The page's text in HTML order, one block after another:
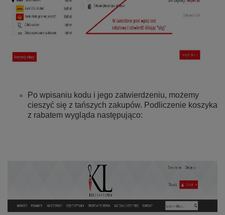
Po wpisaniu kodu i jego zatwierdzeniu, możemy
cieszyć się z tańszych zakupów. Podliczenie koszyka
z rabatem wygląda następująco: